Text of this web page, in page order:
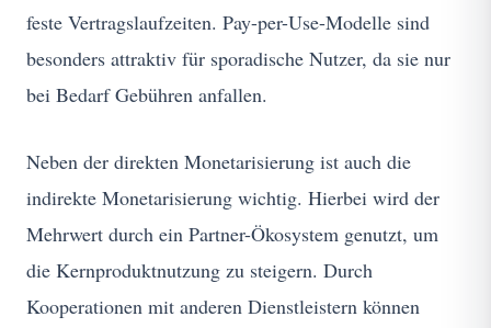
feste Vertragslaufzeiten. Pay-per-Use-Modelle sind
besonders attraktiv für sporadische Nutzer, da sie nur
bei Bedarf Gebühren anfallen.
Neben der direkten Monetarisierung ist auch die
indirekte Monetarisierung wichtig. Hierbei wird der
Mehrwert durch ein Partner-Ökosystem genutzt, um
die Kernproduktnutzung zu steigern. Durch
Kooperationen mit anderen Dienstleistern können